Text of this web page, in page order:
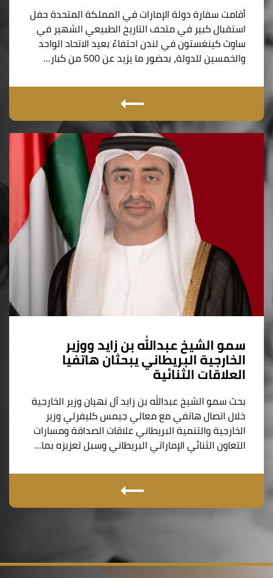
أقامت سفارة دولة الإمارات في المملكة المتحدة حفل
استقبال كبير في متحف التاريخ الطبيعي الشهير في
ساوث كينغستون في لندن احتفاءً بعيد الاتحاد الواحد
والخمسين للدولة، بحضور ما يزيد عن 500 من كبار…
سمو الشيخ عبدالله بن زايد ووزير
الخارجية البريطاني يبحثان هاتفيا
العلاقات الثنائية
بحث سمو الشيخ عبدالله بن زايد آل نهيان وزير الخارجية
خلال اتصال هاتفي مع معالي جيمس كليفرلي وزير
الخارجية والتنمية البريطاني علاقات الصداقة ومسارات
التعاون الثنائي الإماراتي البريطاني وسبل تعزيزه بما…